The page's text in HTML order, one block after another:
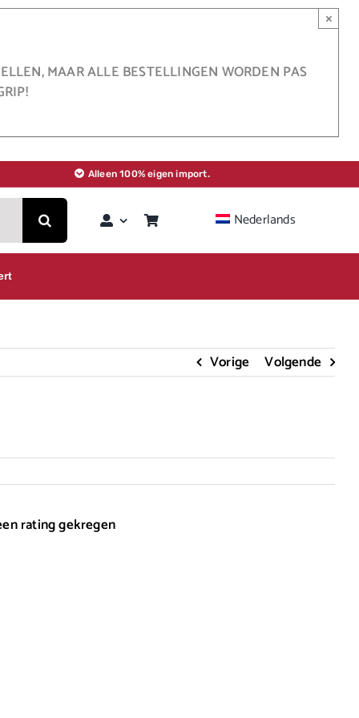
MAAR ALLE BESTELLINGEN WORDEN PAS
×
Alleen 100% eigen import.
Nederlands
Vorige Volgende
rating gekregen